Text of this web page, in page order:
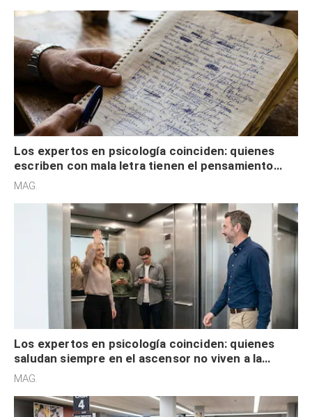
Los expertos en psicología coinciden: quienes
escriben con mala letra tienen el pensamiento
acelerado y no lo hacen por desinterés
MAG.
Los expertos en psicología coinciden: quienes
saludan siempre en el ascensor no viven a la
defensiva y tienen apertura social
MAG.